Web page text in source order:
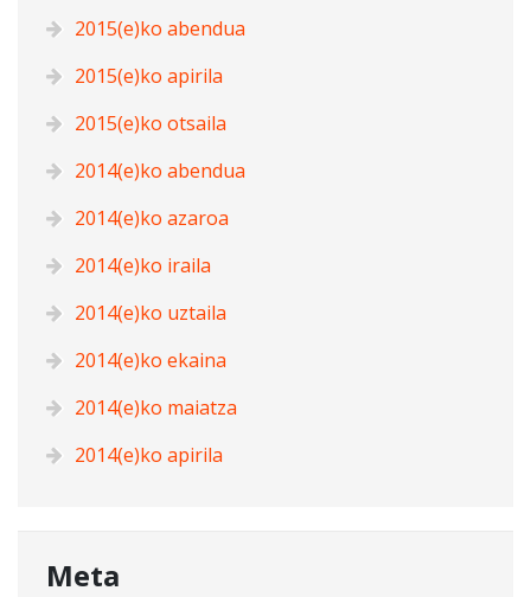
2015(e)ko abendua
2015(e)ko apirila
2015(e)ko otsaila
2014(e)ko abendua
2014(e)ko azaroa
2014(e)ko iraila
2014(e)ko uztaila
2014(e)ko ekaina
2014(e)ko maiatza
2014(e)ko apirila
Meta